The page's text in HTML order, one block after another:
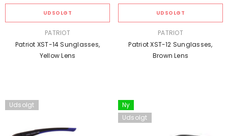
UDSOLGT
PATRIOT
Patriot XST-14 Sunglasses,
Yellow Lens
UDSOLGT
PATRIOT
Patriot XST-12 Sunglasses,
Brown Lens
Udsolgt
Ny
Udsolgt